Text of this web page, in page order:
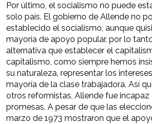
Por último, el socialismo no puede
solo país. El gobierno de Allende no
establecido el socialismo, aunque
mayoría de apoyo popular, por lo
alternativa que establecer el
capitalismo, como siempre hemos
su naturaleza, representar los
mayoría de la clase trabajadora. Así
otros reformistas, Allende fue incapaz
promesas. A pesar de que las
marzo de 1973 mostraron que el